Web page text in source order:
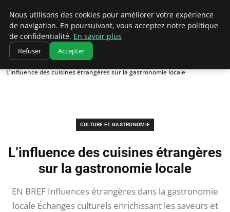
Correze Co
Accueil
Culture et gastronomie
L’influence des cuisines étrangères sur la gastronomie locale
CULTURE ET GASTRONOMIE
L’influence des cuisines étrangères
sur la gastronomie locale
EN BREF Influences étrangères dans la gastronomie
locale Échanges culturels enrichissant les saveurs et
Nous utilisons des cookies pour améliorer votre expérience
de navigation. En poursuivant, vous acceptez notre politique
de confidentialité. En savoir plus
Refuser Accepter